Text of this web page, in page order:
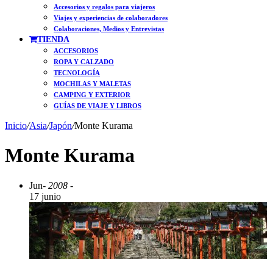
Accesorios y regalos para viajeros
Viajes y experiencias de colaboradores
Colaboraciones, Medios y Entrevistas
TIENDA
ACCESORIOS
ROPA Y CALZADO
TECNOLOGÍA
MOCHILAS Y MALETAS
CAMPING Y EXTERIOR
GUÍAS DE VIAJE Y LIBROS
Inicio/Asia/Japón/Monte Kurama
Monte Kurama
Jun- 2008 -
17 junio